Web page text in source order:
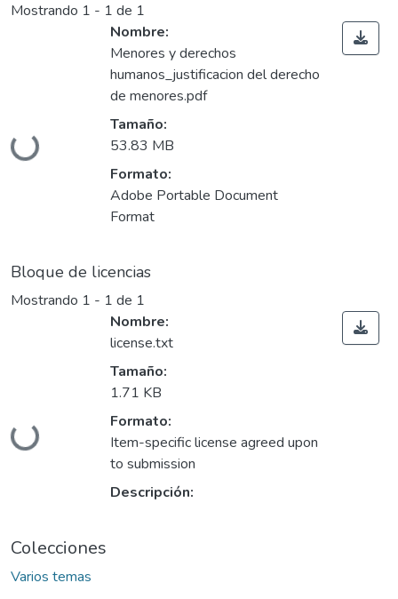
Mostrando 1 - 1 de 1
Cargando...
Nombre:
Menores y derechos
humanos_justificacion del derecho
de menores.pdf
Tamaño:
53.83 MB
Formato:
Adobe Portable Document
Format
Bloque de licencias
Mostrando 1 - 1 de 1
Cargando...
Nombre:
license.txt
Tamaño:
1.71 KB
Formato:
Item-specific license agreed upon
to submission
Descripción:
Colecciones
Varios temas